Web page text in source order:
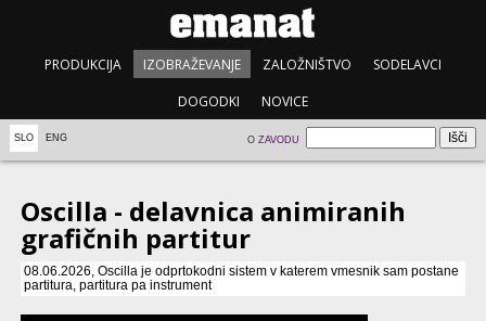
PRODUKCIJA IZOBRAŽEVANJE ZALOŽNIŠTVO SODELAVCI
DOGODKI NOVICE
SLO ENG O ZAVODU
Oscilla - delavnica animiranih
grafičnih partitur
08.06.2026, Oscilla je odprtokodni sistem v katerem vmesnik sam postane
partitura, partitura pa instrument